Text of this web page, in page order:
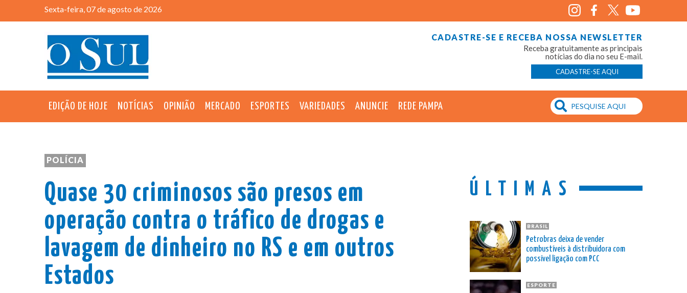
Sexta-feira, 07 de agosto de 2026
CADASTRE-SE E RECEBA NOSSA NEWSLETTER
Receba gratuitamente as principais
notícias do dia no seu E-mail.
CADASTRE-SE AQUI
EDIÇÃO DE HOJE NOTÍCIAS OPINIÃO MERCADO ESPORTES VARIEDADES ANUNCIE REDE PAMPA
POLÍCIA
Quase 30 criminosos são presos em
operação contra o tráfico de drogas e
lavagem de dinheiro no RS e em outros
Estados
ÚLTIMAS
BRASIL
Petrobras deixa de vender
combustíveis à distribuidora com
possível ligação com PCC
ESPORTE